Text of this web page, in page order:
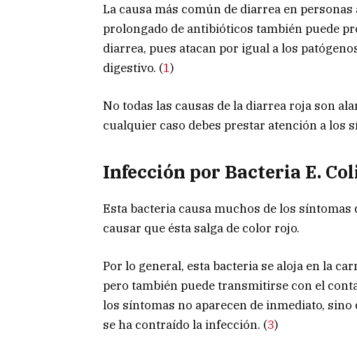
La causa más común de diarrea en
prolongado de antibióticos también puede
diarrea, pues atacan por igual a los
digestivo. (1)
No todas las causas de la diarrea roja son
cualquier caso debes prestar atención a los
Infección por Bacteria E.
Esta bacteria causa muchos de los
causar que ésta salga de color rojo.
Por lo general, esta bacteria se aloja en la
pero también puede transmitirse con el
los síntomas no aparecen de inmediato,
se ha contraído la infección. (3)